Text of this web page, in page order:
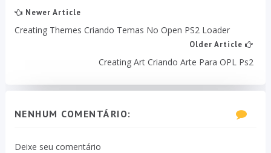
Newer Article
Creating Themes Criando Temas No Open PS2 Loader
Older Article
Creating Art Criando Arte Para OPL Ps2
NENHUM COMENTÁRIO:
Deixe seu comentário